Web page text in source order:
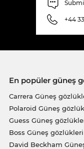
+44
En popüler güneş
Carrera Güneş
Polaroid Güneş
Guess Güneş
Boss Güneş gözlükleri
David Beckham